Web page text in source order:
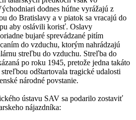
dodnes húfne vyrážajú z
do Bratislavy a v piatok sa vracajú do
aby oslávili korisť. Oslavy
bujaré sprevádzané pitím
do vzduchu, ktorým nahrádzajú
streľbu do vzduchu. Streľba do
po roku 1945, pretože jedna takáto
odštartovala tragické udalosti
národné povstanie.
ústavu SAV sa podarilo zostaviť
nájazdníka: